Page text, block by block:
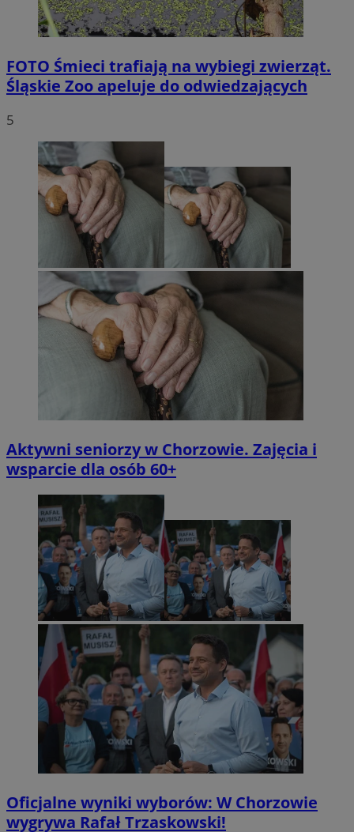
FOTO Śmieci trafiają na wybiegi zwierząt.
Śląskie Zoo apeluje do odwiedzających
5
Aktywni seniorzy w Chorzowie. Zajęcia i
wsparcie dla osób 60+
Oficjalne wyniki wyborów: W Chorzowie
wygrywa Rafał Trzaskowski!